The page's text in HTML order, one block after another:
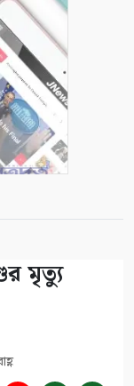
মৃত্যু